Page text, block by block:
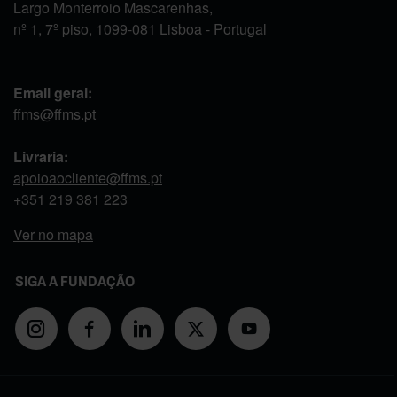
Largo Monterroio Mascarenhas,
nº 1, 7º piso, 1099-081 Lisboa - Portugal
Email geral:
ffms@ffms.pt
Livraria:
apoioaocliente@ffms.pt
+351 219 381 223
Ver no mapa
SIGA A FUNDAÇÃO